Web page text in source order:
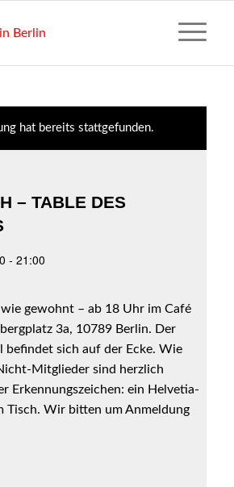
hat bereits stattgefunden.
– TABLE DES
- 21:00
gewohnt – ab 18 Uhr im Café
3a, 10789 Berlin. Der
befindet sich auf der Ecke. Wie
Mitglieder sind herzlich
Erkennungszeichen: ein Helvetia-
Tisch. Wir bitten um Anmeldung